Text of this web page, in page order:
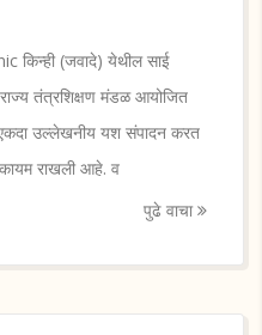
किन्ही (जवादे) येथील साई
राज्य तंत्रशिक्षण मंडळ आयोजित
एकदा उल्लेखनीय यश संपादन करत
राखली आहे. व
पुढे वाचा